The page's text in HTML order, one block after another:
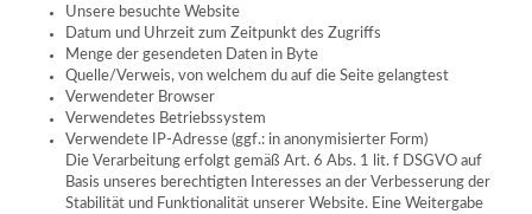
Unsere besuchte Website
Datum und Uhrzeit zum Zeitpunkt des Zugriffs
Menge der gesendeten Daten in Byte
Quelle/Verweis, von welchem du auf die Seite gelangtest
Verwendeter Browser
Verwendetes Betriebssystem
Verwendete IP-Adresse (ggf.: in anonymisierter Form)
Die Verarbeitung erfolgt gemäß Art. 6 Abs. 1 lit. f DSGVO auf
Basis unseres berechtigten Interesses an der Verbesserung der
Stabilität und Funktionalität unserer Website. Eine Weitergabe